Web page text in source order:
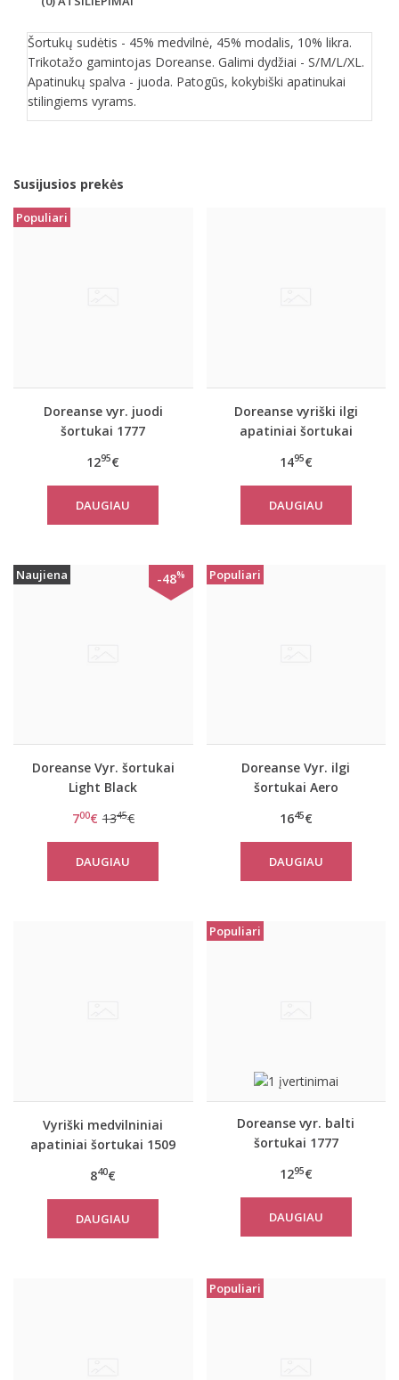
Šortukų sudėtis - 45% medvilnė, 45% modalis, 10% likra.
Trikotažo gamintojas Doreanse. Galimi dydžiai - S/M/L/XL.
Apatinukų spalva - juoda. Patogūs, kokybiški apatinukai
stilingiems vyrams.
Susijusios prekės
Populiari
Doreanse vyr. juodi
šortukai 1777
1295€
DAUGIAU
Doreanse vyriški ilgi
apatiniai šortukai
1495€
DAUGIAU
Naujiena -48%
Doreanse Vyr. šortukai
Light Black
700€ 1345€
DAUGIAU
Populiari
Doreanse Vyr. ilgi
šortukai Aero
1645€
DAUGIAU
Vyriški medvilniniai
apatiniai šortukai 1509
840€
DAUGIAU
Populiari
Doreanse vyr. balti
šortukai 1777
1295€
DAUGIAU
Populiari